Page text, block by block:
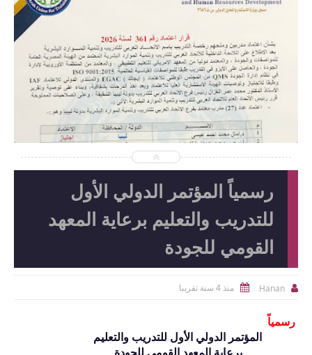
2026-06-15
abdelaalmaroof
شاهد الموضوع
رسمياً المؤتمر الدولي الأول
للتدريب والتعليم برعاية المعهد
القومي للجودة

Hanan
 منذ 4 سنة تقريبا
رسمياً
المؤتمر الدولي الأول للتدريب والتعليم